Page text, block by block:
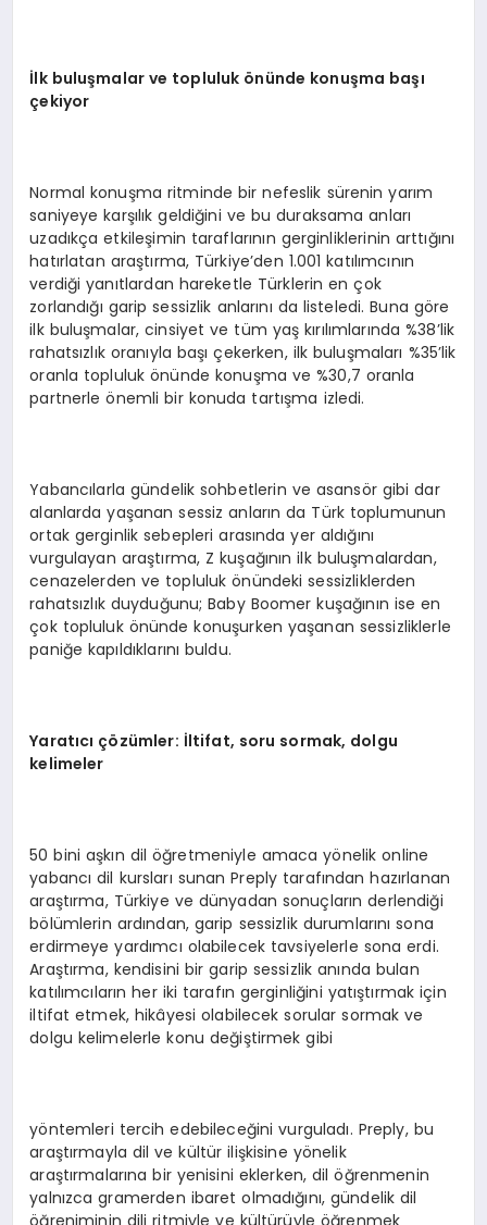
İlk buluşmalar ve topluluk önünde konuşma başı
çekiyor
Normal konuşma ritminde bir nefeslik sürenin yarım
saniyeye karşılık geldiğini ve bu duraksama anları
uzadıkça etkileşimin taraflarının gerginliklerinin arttığını
hatırlatan araştırma, Türkiye’den 1.001 katılımcının
verdiği yanıtlardan hareketle Türklerin en çok
zorlandığı garip sessizlik anlarını da listeledi. Buna göre
ilk buluşmalar, cinsiyet ve tüm yaş kırılımlarında %38’lik
rahatsızlık oranıyla başı çekerken, ilk buluşmaları %35’lik
oranla topluluk önünde konuşma ve %30,7 oranla
partnerle önemli bir konuda tartışma izledi.
Yabancılarla gündelik sohbetlerin ve asansör gibi dar
alanlarda yaşanan sessiz anların da Türk toplumunun
ortak gerginlik sebepleri arasında yer aldığını
vurgulayan araştırma, Z kuşağının ilk buluşmalardan,
cenazelerden ve topluluk önündeki sessizliklerden
rahatsızlık duyduğunu; Baby Boomer kuşağının ise en
çok topluluk önünde konuşurken yaşanan sessizliklerle
paniğe kapıldıklarını buldu.
Yaratıcı çözümler: İltifat, soru sormak, dolgu
kelimeler
50 bini aşkın dil öğretmeniyle amaca yönelik online
yabancı dil kursları sunan Preply tarafından hazırlanan
araştırma, Türkiye ve dünyadan sonuçların derlendiği
bölümlerin ardından, garip sessizlik durumlarını sona
erdirmeye yardımcı olabilecek tavsiyelerle sona erdi.
Araştırma, kendisini bir garip sessizlik anında bulan
katılımcıların her iki tarafın gerginliğini yatıştırmak için
iltifat etmek, hikâyesi olabilecek sorular sormak ve
dolgu kelimelerle konu değiştirmek gibi
yöntemleri tercih edebileceğini vurguladı. Preply, bu
araştırmayla dil ve kültür ilişkisine yönelik
araştırmalarına bir yenisini eklerken, dil öğrenmenin
yalnızca gramerden ibaret olmadığını, gündelik dil